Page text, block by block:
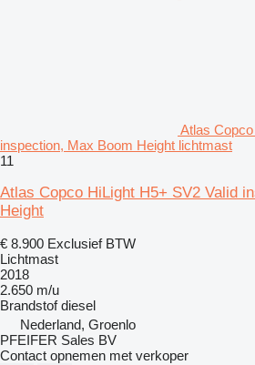
Atlas
inspection, Max Boom Height lichtmast
11
Atlas Copco HiLight H5+ SV2 Valid
Height
€ 8.900 Exclusief BTW
Lichtmast
2018
2.650 m/u
Brandstof diesel
Nederland, Groenlo
PFEIFER Sales BV
Contact opnemen met verkoper